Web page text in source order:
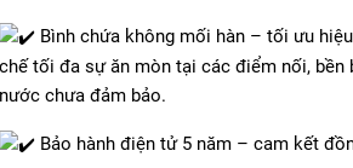
Bình chứa không mối hàn – tối ưu
chế tối đa sự ăn mòn tại các điểm nối,
nước chưa đảm bảo.
Bảo hành điện tử 5 năm – cam kết